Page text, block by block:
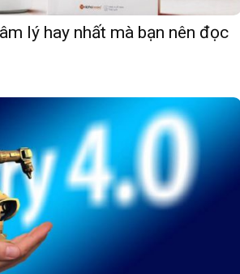
lý hay nhất mà bạn nên đọc